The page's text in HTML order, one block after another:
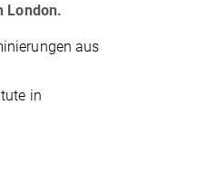
London.
aus
in